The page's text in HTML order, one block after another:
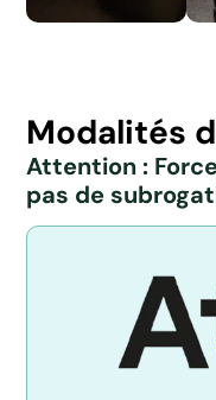
Modalités
Attention :
pas de